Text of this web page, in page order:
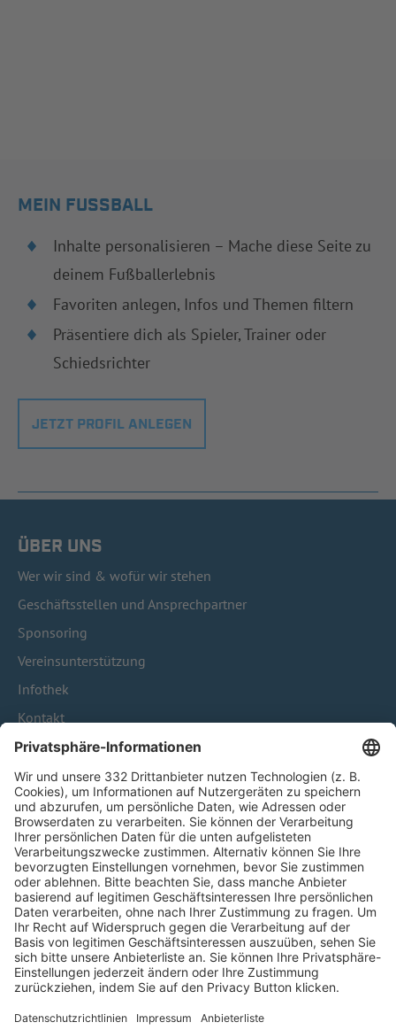
MEIN FUSSBALL
Inhalte personalisieren – Mache diese Seite zu
deinem Fußballerlebnis
Favoriten anlegen, Infos und Themen filtern
Präsentiere dich als Spieler, Trainer oder
Schiedsrichter
JETZT PROFIL ANLEGEN
ÜBER UNS
Wer wir sind & wofür wir stehen
Geschäftsstellen und Ansprechpartner
Sponsoring
Vereinsunterstützung
Infothek
Kontakt
HÄUFIG BESUCHTE SEITEN
Pässe und Vereinswechsel
Trainerausbildung
Schulungsangebot Vereinsmitarbeiter
BFV-Geschäftsstellen
Trainerbörse
Login SpielPlus
FOLGE DEM BFV